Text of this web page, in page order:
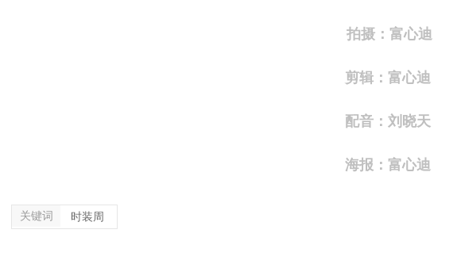
拍摄：富心迪
剪辑：富心迪
配音：刘晓天
海报：富心迪
关键词 时装周